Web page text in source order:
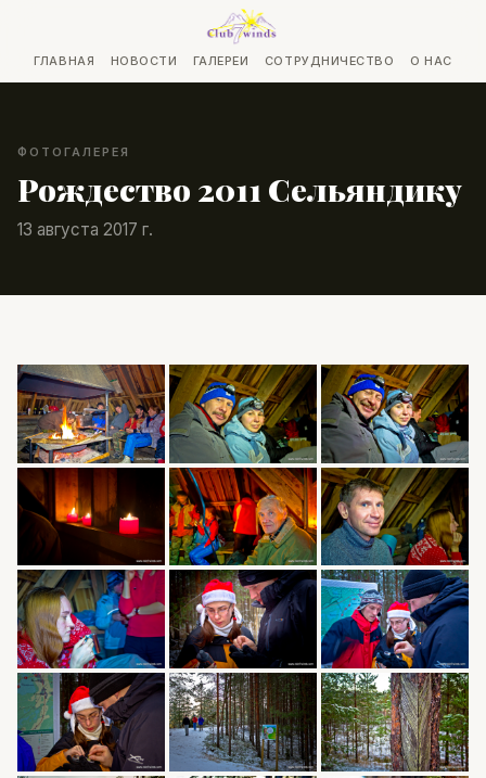
ГЛАВНАЯ НОВОСТИ ГАЛЕРЕИ СОТРУДНИЧЕСТВО О НАС
ФОТОГАЛЕРЕЯ
Рождество 2011 Сельяндику
13 августа 2017 г.